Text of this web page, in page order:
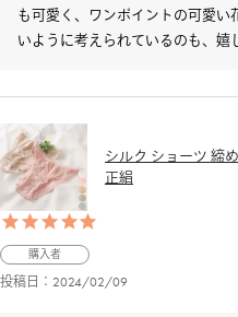
も可愛く、ワンポイントの可愛い
いように考えられているのも、嬉
シルク ショーツ 締
正絹
購入者
投稿日 2024/02/09